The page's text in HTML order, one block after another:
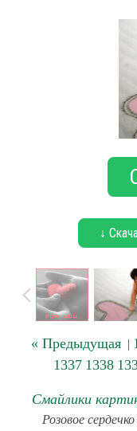
↓
« Предыдущая |
1337 1338
Смайлики
Розовое